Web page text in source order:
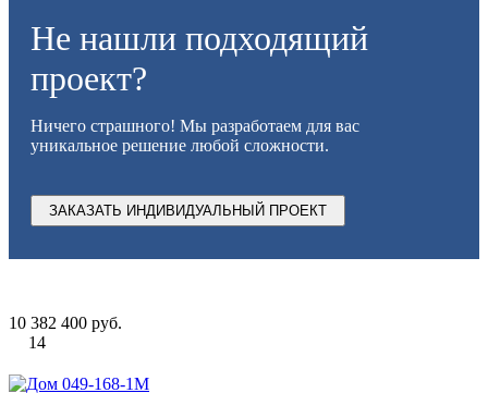
Не нашли подходящий
проект?
Ничего страшного! Мы разработаем для вас
уникальное решение любой сложности.
ЗАКАЗАТЬ ИНДИВИДУАЛЬНЫЙ ПРОЕКТ
10 382 400 руб.
14